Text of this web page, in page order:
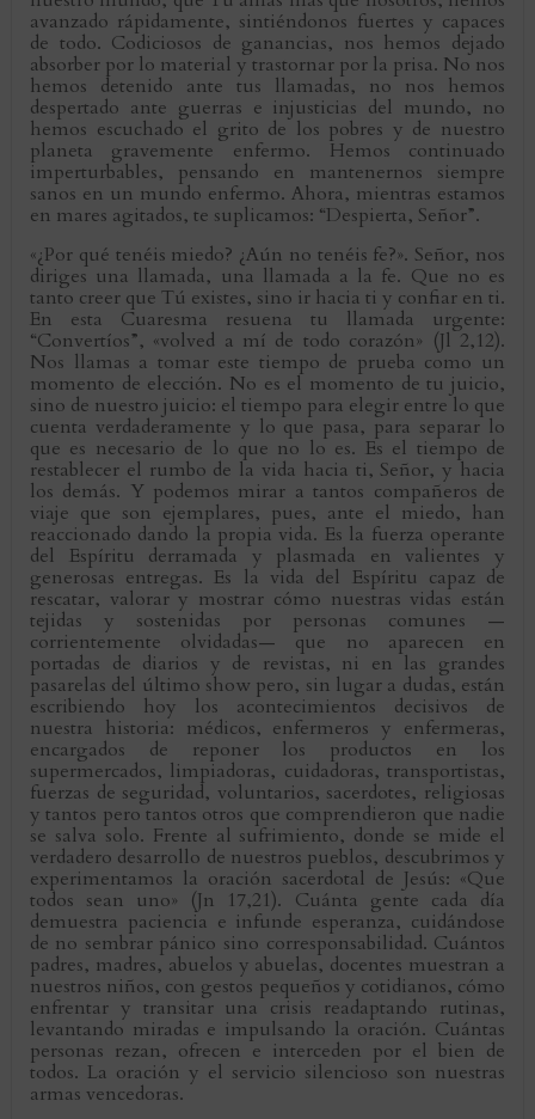
avanzado rápidamente, sintiéndonos fuertes y capaces
de todo. Codiciosos de ganancias, nos hemos dejado
absorber por lo material y trastornar por la prisa. No nos
hemos detenido ante tus llamadas, no nos hemos
despertado ante guerras e injusticias del mundo, no
hemos escuchado el grito de los pobres y de nuestro
planeta gravemente enfermo. Hemos continuado
imperturbables, pensando en mantenernos siempre
sanos en un mundo enfermo. Ahora, mientras estamos
en mares agitados, te suplicamos: “Despierta, Señor”.
«¿Por qué tenéis miedo? ¿Aún no tenéis fe?». Señor, nos
diriges una llamada, una llamada a la fe. Que no es
tanto creer que Tú existes, sino ir hacia ti y confiar en ti.
En esta Cuaresma resuena tu llamada urgente:
“Convertíos”, «volved a mí de todo corazón» (Jl 2,12).
Nos llamas a tomar este tiempo de prueba como un
momento de elección. No es el momento de tu juicio,
sino de nuestro juicio: el tiempo para elegir entre lo que
cuenta verdaderamente y lo que pasa, para separar lo
que es necesario de lo que no lo es. Es el tiempo de
restablecer el rumbo de la vida hacia ti, Señor, y hacia
los demás. Y podemos mirar a tantos compañeros de
viaje que son ejemplares, pues, ante el miedo, han
reaccionado dando la propia vida. Es la fuerza operante
del Espíritu derramada y plasmada en valientes y
generosas entregas. Es la vida del Espíritu capaz de
rescatar, valorar y mostrar cómo nuestras vidas están
tejidas y sostenidas por personas comunes —
corrientemente olvidadas— que no aparecen en
portadas de diarios y de revistas, ni en las grandes
pasarelas del último show pero, sin lugar a dudas, están
escribiendo hoy los acontecimientos decisivos de
nuestra historia: médicos, enfermeros y enfermeras,
encargados de reponer los productos en los
supermercados, limpiadoras, cuidadoras, transportistas,
fuerzas de seguridad, voluntarios, sacerdotes, religiosas
y tantos pero tantos otros que comprendieron que nadie
se salva solo. Frente al sufrimiento, donde se mide el
verdadero desarrollo de nuestros pueblos, descubrimos y
experimentamos la oración sacerdotal de Jesús: «Que
todos sean uno» (Jn 17,21). Cuánta gente cada día
demuestra paciencia e infunde esperanza, cuidándose
de no sembrar pánico sino corresponsabilidad. Cuántos
padres, madres, abuelos y abuelas, docentes muestran a
nuestros niños, con gestos pequeños y cotidianos, cómo
enfrentar y transitar una crisis readaptando rutinas,
levantando miradas e impulsando la oración. Cuántas
personas rezan, ofrecen e interceden por el bien de
todos. La oración y el servicio silencioso son nuestras
armas vencedoras.